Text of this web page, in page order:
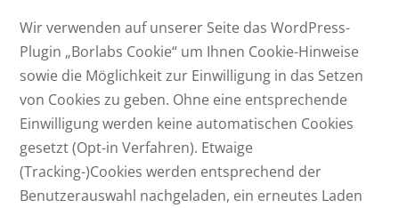
Wir verwenden auf unserer Seite das WordPress-
Plugin „Borlabs Cookie“ um Ihnen Cookie-Hinweise
sowie die Möglichkeit zur Einwilligung in das Setzen
von Cookies zu geben. Ohne eine entsprechende
Einwilligung werden keine automatischen Cookies
gesetzt (Opt-in Verfahren). Etwaige
(Tracking-)Cookies werden entsprechend der
Benutzerauswahl nachgeladen, ein erneutes Laden